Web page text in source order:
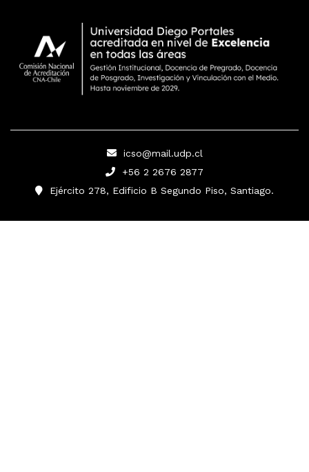
icso@mail.udp.cl
+56 2 2676 2877
Ejército 278, Edificio B Segundo Piso, Santiago.